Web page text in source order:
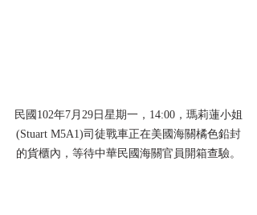
民國102年7月29日星期一，14:00，瑪莉蓮小姐
(Stuart M5A1)司徒戰車正在美國海關橘色鉛封
的貨櫃內，等待中華民國海關官員開箱查驗。